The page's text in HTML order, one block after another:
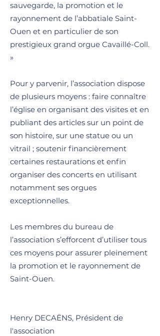
sauvegarde, la promotion et le
rayonnement de l’abbatiale Saint-
Ouen et en particulier de son
prestigieux grand orgue Cavaillé-Coll.
»
Pour y parvenir, l’association dispose
de plusieurs moyens : faire connaître
l’église en organisant des visites et en
publiant des articles sur un point de
son histoire, sur une statue ou un
vitrail ; soutenir financièrement
certaines restaurations et enfin
organiser des concerts en utilisant
notamment ses orgues
exceptionnelles.
Les membres du bureau de
l’association s’efforcent d’utiliser tous
ces moyens pour assurer pleinement
la promotion et le rayonnement de
Saint-Ouen.
Henry DECAËNS, Président de
l'association